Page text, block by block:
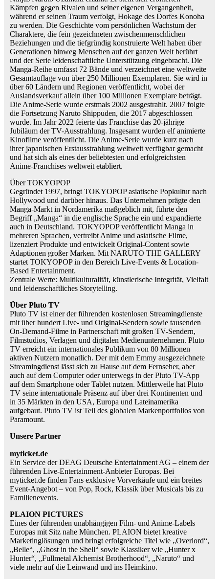
Kämpfen gegen Rivalen und seiner eigenen Vergangenheit,
während er seinen Traum verfolgt, Hokage des Dorfes Konoha
zu werden. Die Geschichte vom persönlichen Wachstum der
Charaktere, die fein gezeichneten zwischenmenschlichen
Beziehungen und die tiefgründig konstruierte Welt haben über
Generationen hinweg Menschen auf der ganzen Welt berührt
und der Serie leidenschaftliche Unterstützung eingebracht. Die
Manga-Reihe umfasst 72 Bände und verzeichnet eine weltweite
Gesamtauflage von über 250 Millionen Exemplaren. Sie wird in
über 60 Ländern und Regionen veröffentlicht, wobei der
Auslandsverkauf allein über 100 Millionen Exemplare beträgt.
Die Anime-Serie wurde erstmals 2002 ausgestrahlt. 2007 folgte
die Fortsetzung Naruto Shippuden, die 2017 abgeschlossen
wurde. Im Jahr 2022 feierte das Franchise das 20-jährige
Jubiläum der TV-Ausstrahlung. Insgesamt wurden elf animierte
Kinofilme veröffentlicht. Die Anime-Serie wurde kurz nach
ihrer japanischen Erstausstrahlung weltweit verfügbar gemacht
und hat sich als eines der beliebtesten und erfolgreichsten
Anime-Franchises weltweit etabliert.
Über TOKYOPOP
Gegründet 1997, bringt TOKYOPOP asiatische Popkultur nach
Hollywood und darüber hinaus. Das Unternehmen prägte den
Manga-Markt in Nordamerika maßgeblich mit, führte den
Begriff „Manga“ in die englische Sprache ein und expandierte
auch in Deutschland. TOKYOPOP veröffentlicht Manga in
mehreren Sprachen, vertreibt Anime und asiatische Filme,
lizenziert Produkte und entwickelt Original-Content sowie
Adaptionen großer Marken. Mit NARUTO THE GALLERY
startet TOKYOPOP in den Bereich Live-Events & Location-
Based Entertainment.
Zentrale Werte: Multikulturalität, künstlerische Integrität, Vielfalt
und leidenschaftliches Storytelling.
Über Pluto TV
Pluto TV ist einer der führenden kostenlosen Streamingdienste
mit über hundert Live- und Original-Sendern sowie tausenden
On-Demand-Filme in Partnerschaft mit großen TV-Sendern,
Filmstudios, Verlagen und digitalen Medienunternehmen. Pluto
TV erreicht ein internationales Publikum von 80 Millionen
aktiven Nutzern monatlich. Der mit dem Emmy ausgezeichnete
Streamingdienst lässt sich zu Hause auf dem Fernseher, aber
auch auf dem Computer oder unterwegs in der Pluto TV-App
auf dem Smartphone oder Tablet nutzen. Mittlerweile hat Pluto
TV seine internationale Präsenz auf über drei Kontinenten und
in 35 Märkten in den USA, Europa und Lateinamerika
aufgebaut. Pluto TV ist Teil des globalen Markenportfolios von
Paramount.
Unsere Partner
myticket.de
Ein Service der DEAG Deutsche Entertainment AG – einem der
führenden Live-Entertainment-Anbieter Europas. Bei
myticket.de finden Fans exklusive Vorverkäufe und ein breites
Event-Angebot – von Pop, Rock, Klassik über Musicals bis zu
Familienevents.
PLAION PICTURES
Eines der führenden unabhängigen Film- und Anime-Labels
Europas mit Sitz nahe München. PLAION bietet kreative
Marketinglösungen und bringt erfolgreiche Titel wie „Overlord“,
„Belle“, „Ghost in the Shell“ sowie Klassiker wie „Hunter x
Hunter“, „Fullmetal Alchemist Brotherhood“, „Naruto“ und
viele mehr auf die Leinwand und ins Heimkino.